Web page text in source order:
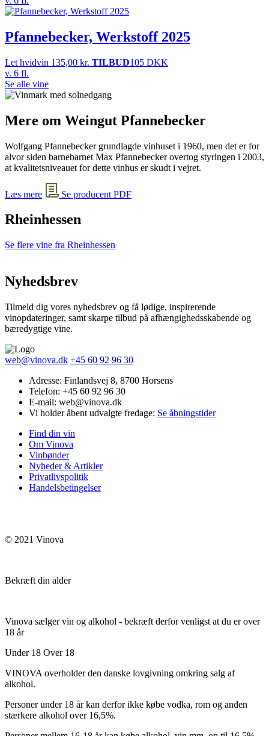
Pfannebecker, Werkstoff 2025
Let hvidvin 135,00 kr. TILBUD105 DKK
v. 6 fl.
Se alle vine
Mere om Weingut Pfannebecker
Wolfgang Pfannebecker grundlagde vinhuset i 1960, men det er for
alvor siden barnebarnet Max Pfannebecker overtog styringen i 2003,
at kvalitetsniveauet for dette vinhus er skudt i vejret.
Læs mere Se producent PDF
Rheinhessen
Se flere vine fra Rheinhessen
Nyhedsbrev
Tilmeld dig vores nyhedsbrev og få lødige, inspirerende
vinopdateringer, samt skarpe tilbud på afhængighedsskabende og
bæredygtige vine.
web@vinova.dk +45 60 92 96 30
Adresse: Finlandsvej 8, 8700 Horsens
Telefon: +45 60 92 96 30
E-mail: web@vinova.dk
Vi holder åbent udvalgte fredage: Se åbningstider
Find din vin
Om Vinova
Vinbønder
Nyheder & Artikler
Privatlivspolitik
Handelsbetingelser
© 2021 Vinova
Bekræft din alder
Vinova sælger vin og alkohol - bekræft derfor venligst at du er over
18 år
Under 18 Over 18
VINOVA overholder den danske lovgivning omkring salg af
alkohol.
Personer under 18 år kan derfor ikke købe vodka, rom og anden
stærkere alkohol over 16,5%.